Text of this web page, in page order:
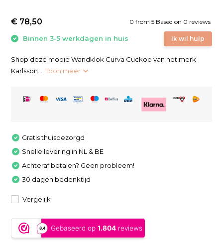
0 from 5 Based on 0 reviews
Ik wil hulp
€ 78,50
Binnen 3-5 werkdagen in huis
Shop deze mooie Wandklok Curva Cuckoo van het merk
Karlsson....Toon meer
Gratis thuisbezorgd
Snelle levering in NL & BE
Achteraf betalen? Geen probleem!
30 dagen bedenktijd
Vergelijk